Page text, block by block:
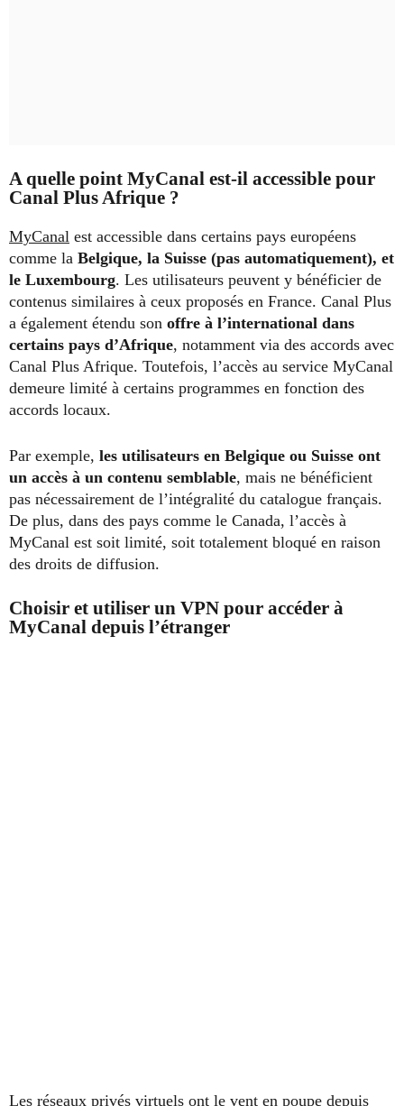
A quelle point MyCanal est-il accessible pour
Canal Plus Afrique ?
MyCanal est accessible dans certains pays européens
comme la Belgique, la Suisse (pas automatiquement), et
le Luxembourg. Les utilisateurs peuvent y bénéficier de
contenus similaires à ceux proposés en France. Canal Plus
a également étendu son offre à l’international dans
certains pays d’Afrique, notamment via des accords avec
Canal Plus Afrique. Toutefois, l’accès au service MyCanal
demeure limité à certains programmes en fonction des
accords locaux.
Par exemple, les utilisateurs en Belgique ou Suisse ont
un accès à un contenu semblable, mais ne bénéficient
pas nécessairement de l’intégralité du catalogue français.
De plus, dans des pays comme le Canada, l’accès à
MyCanal est soit limité, soit totalement bloqué en raison
des droits de diffusion.
Choisir et utiliser un VPN pour accéder à
MyCanal depuis l’étranger
Les réseaux privés virtuels ont le vent en poupe depuis